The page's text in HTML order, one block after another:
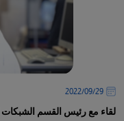
29‏/09‏/2022
لقاء مع رئيس القسم الشبكات